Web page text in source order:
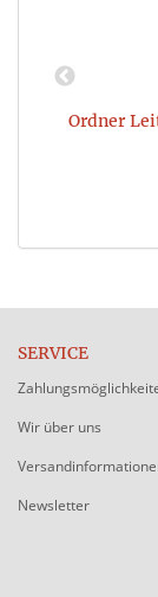
Ordner
SERVICE
Wir über uns
Newsletter